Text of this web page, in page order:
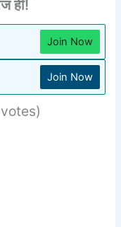
ही!
Join Now
Join Now